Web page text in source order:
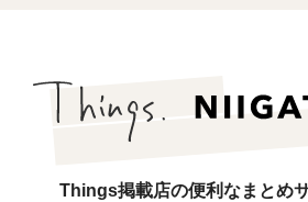
Things掲載店の便利なまとめ